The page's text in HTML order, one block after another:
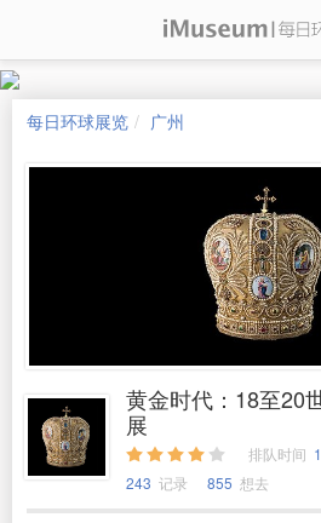
每日环球展览 广州
黄金时代：18至20
展
排队时间 1
243 记录 855 想去